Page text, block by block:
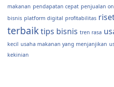
makanan pendapatan cepat penjualan
bisnis platform digital profitabilitas
terbaiktips bisnis tren rasa
kecil usaha makanan yang menjanjikan
kekinian